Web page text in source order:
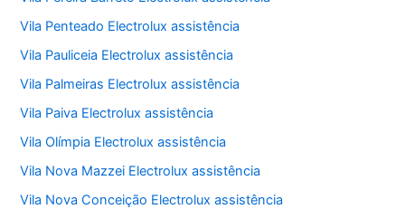
Vila Penteado Electrolux assistência
Vila Pauliceia Electrolux assistência
Vila Palmeiras Electrolux assistência
Vila Paiva Electrolux assistência
Vila Olímpia Electrolux assistência
Vila Nova Mazzei Electrolux assistência
Vila Nova Conceição Electrolux assistência